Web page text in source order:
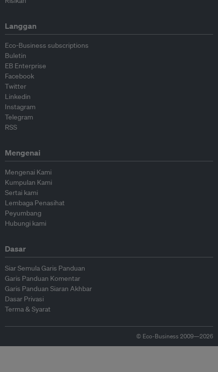
Langgan
Eco-Business subscriptions
Buletin
EB Enterprise
Facebook
Twitter
Linkedin
Instagram
Telegram
RSS
Mengenai
Mengenai Kami
Kumpulan Kami
Sertai kami
Lembaga Penasihat
Peyumbang
Hubungi kami
Dasar
Siar Semula Garis Panduan
Garis Panduan Komentar
Garis Panduan Siaran Akhbar
Dasar Privasi
Terma & Syarat
© Eco-Business 2009—2026